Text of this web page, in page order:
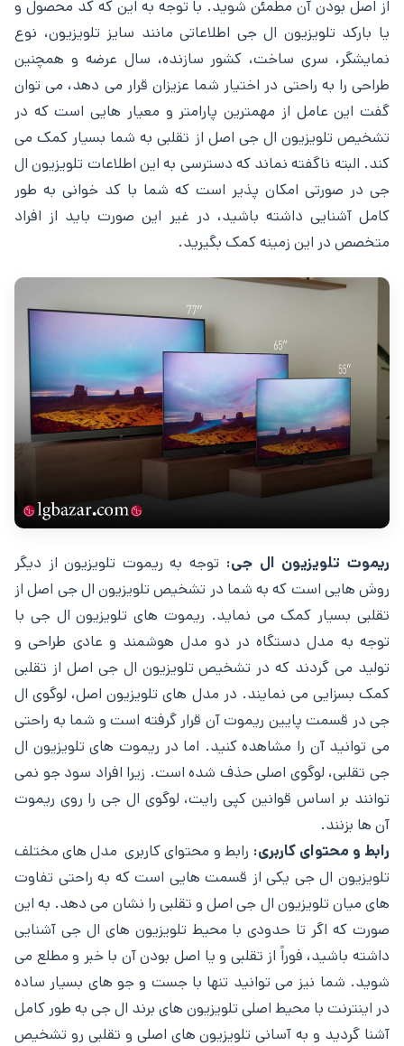
از اصل بودن آن مطمئن شوید. با توجه به این که کد محصول و
یا بارکد تلویزیون ال جی اطلاعاتی مانند سایز تلویزیون، نوع
نمایشگر، سری ساخت، کشور سازنده، سال عرضه و همچنین
طراحی را به راحتی در اختیار شما عزیزان قرار می دهد، می توان
گفت این عامل از مهمترین پارامتر و معیار هایی است که در
تشخیص تلویزیون ال جی اصل از تقلبی به شما بسیار کمک می
‌کند. البته ناگفته نماند که دسترسی به این اطلاعات تلویزیون ال
جی در صورتی امکان‌ پذیر است که شما با کد خوانی به طور
کامل آشنایی داشته باشید، در غیر این صورت باید از افراد
متخصص در این زمینه کمک بگیرید.
ریموت تلویزیون ال جی: توجه به ریموت تلویزیون از دیگر
روش ‌هایی است که به شما در تشخیص تلویزیون ال جی اصل از
تقلبی بسیار کمک می نماید. ریموت ‌های تلویزیون ال جی با
توجه به مدل دستگاه در دو مدل هوشمند و عادی طراحی و
تولید می گردند که در تشخیص تلویزیون ال جی اصل از تقلبی
کمک بسزایی می ‌نمایند. در مدل ‌های تلویزیون اصل، لوگوی ال
جی در قسمت پایین ریموت آن قرار گرفته است و شما به راحتی
می ‌توانید آن را مشاهده کنید. اما در ریموت ‌های تلویزیون ال
جی تقلبی، لوگوی اصلی حذف شده است. زیرا افراد سود جو نمی
توانند بر اساس قوانین کپی رایت، لوگوی ال جی را روی ریموت
آن ها بزنند.
رابط و محتوای کاربری: رابط و محتوای کاربری مدل ‌های مختلف
تلویزیون ال جی یکی از قسمت هایی است که به راحتی تفاوت
‌های میان تلویزیون ال جی اصل و تقلبی را نشان می ‌دهد. به این
صورت که اگر تا حدودی با محیط تلویزیون های ال جی آشنایی
داشته باشید، فوراً از تقلبی و یا اصل بودن آن با خبر و مطلع می
شوید. شما نیز می‌ توانید تنها با جست و جو های بسیار ساده
در اینترنت با محیط اصلی تلویزیون ‌های برند ال جی به طور کامل
آشنا گردید و به آسانی تلویزیون های اصلی و تقلبی رو تشخیص